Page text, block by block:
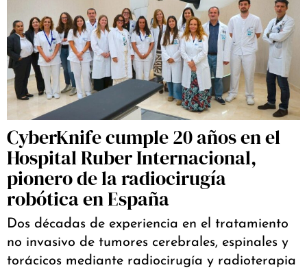
CyberKnife cumple 20 años en el
Hospital Ruber Internacional,
pionero de la radiocirugía
robótica en España
Dos décadas de experiencia en el tratamiento
no invasivo de tumores cerebrales, espinales y
torácicos mediante radiocirugía y radioterapia